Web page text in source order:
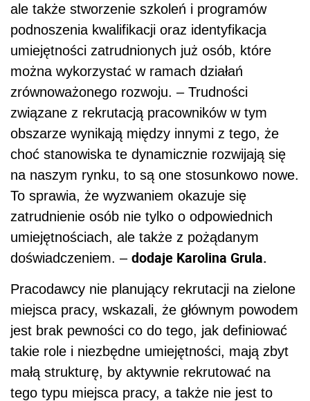
ale także stworzenie szkoleń i programów
podnoszenia kwalifikacji oraz identyfikacja
umiejętności zatrudnionych już osób, które
można wykorzystać w ramach działań
zrównoważonego rozwoju. – Trudności
związane z rekrutacją pracowników w tym
obszarze wynikają między innymi z tego, że
choć stanowiska te dynamicznie rozwijają się
na naszym rynku, to są one stosunkowo nowe.
To sprawia, że wyzwaniem okazuje się
zatrudnienie osób nie tylko o odpowiednich
umiejętnościach, ale także z pożądanym
doświadczeniem. – dodaje Karolina Grula.
Pracodawcy nie planujący rekrutacji na zielone
miejsca pracy, wskazali, że głównym powodem
jest brak pewności co do tego, jak definiować
takie role i niezbędne umiejętności, mają zbyt
małą strukturę, by aktywnie rekrutować na
tego typu miejsca pracy, a także nie jest to